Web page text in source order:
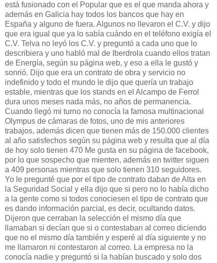
está fusionado con el Popular que es el que manda ahora y
además en Galicia hay todos los bancos que hay en
España y alguno de fuera. Algunos no llevaron el C.V. y dijo
que era igual que ya lo sabía cuándo en el teléfono exigía el
C.V. Telva no leyó los C.V. y preguntó a cada uno que lo
describiera y uno habló mal de Iberdrola cuando ellos tratan
de Energía, según su página web, y eso a ella le gustó y
sonrió. Dijo que era un contrato de obra y servicio no
indefinido y todo el mundo le dijo que quería un trabajo
estable, mientras que los stands en el Alcampo de Ferrol
dura unos meses nada más, no años de permanencia.
Cuando llegó mi turno no conocía la famosa multinacional
Olympus de cámaras de fotos, uno de mis anteriores
trabajos, además dicen que tienen más de 150.000 clientes
al año satisfechos según su página web y resulta que al día
de hoy solo tienen 470 Me gusta en su página de facebook,
por lo que sospecho que mienten, además en twitter siguen
a 409 personas mientras que solo tienen 310 seguidores.
Yo le pregunté que por el tipo de contrato daban de Alta en
la Seguridad Social y ella dijo que si pero no lo había dicho
a la gente como si todos conociesen el tipo de contrato que
es dando información parcial, es decir, ocultando datos.
Dijeron que cerraban la selección el mismo día que
llamaban si decían que si o contestaban al correo diciendo
que no el mismo día también y esperé al día siguiente y no
me llamaron ni contestaron al correo. La empresa no la
conocía nadie y preguntó si la habían buscado y solo dos